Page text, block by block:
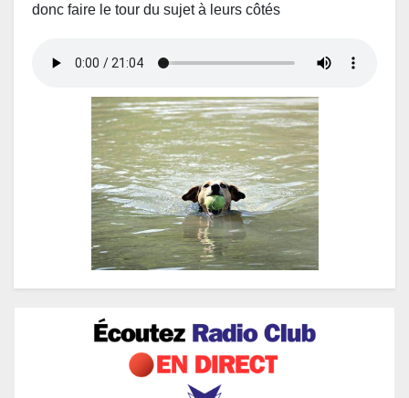
donc faire le tour du sujet à leurs côtés